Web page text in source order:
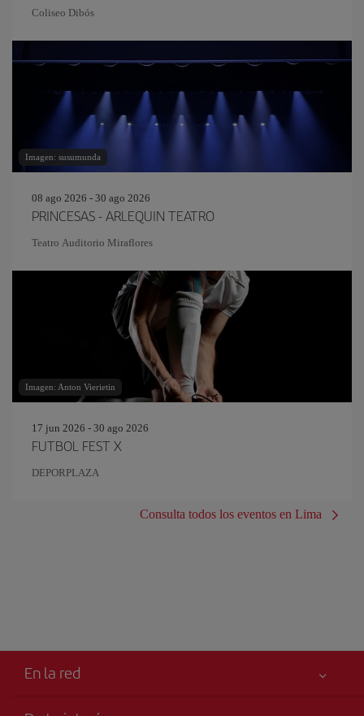
Coliseo Dibós
Imagen: susumunda
08 ago 2026 - 30 ago 2026
PRINCESAS - ARLEQUIN TEATRO
Teatro Auditorio Miraflores
Imagen: Anton Vierietin
17 jun 2026 - 30 ago 2026
FUTBOL FEST X
DEPORPLAZA
Consulta todos los eventos en Lima
En la red